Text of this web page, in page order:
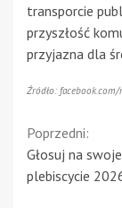
transporcie
przyszłość
przyjazna dla
Źródło:
Continue
Reading
Poprzedni:
Głosuj na
plebiscycie